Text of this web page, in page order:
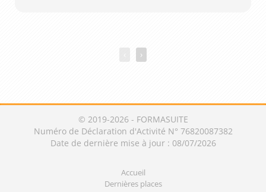
›
© 2019-2026 - FORMASUITE
Numéro de Déclaration d'Activité N° 76820087382
Date de dernière mise à jour : 08/07/2026
Accueil
Dernières places